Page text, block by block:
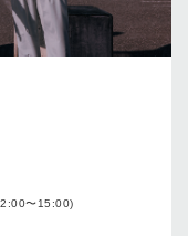
〜15:00)